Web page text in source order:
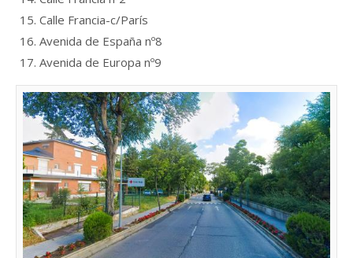
Calle Francia-c/París
Avenida de España nº8
Avenida de Europa nº9